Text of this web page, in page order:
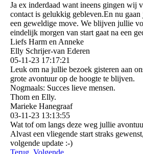
Ja ex inderdaad want ineens gingen wij
contact is gelukkig gebleven.En nu
een geweldige move. We blijven jullie
eindelijk morgen van start gaat na een
Liefs Harm en Anneke
Elly Schrijer-van Ederen
05-11-23 17:17:21
Leuk om na jullie bezoek gisteren aan
grote avontuur op de hoogte te blijven.
Nogmaals: Succes lieve mensen.
Thom en Elly.
Marieke Hanegraaf
03-11-23 13:13:55
Wat tof om langs deze weg jullie
Alvast een vliegende start straks
volgende update :-)
Terug Volgende